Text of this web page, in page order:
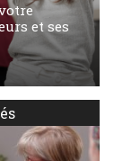
et ses